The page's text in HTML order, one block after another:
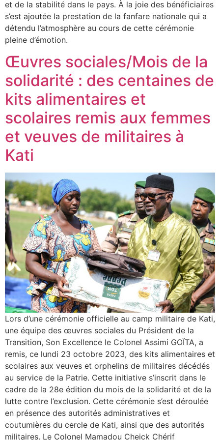
et de la stabilité dans le pays. À la joie des bénéficiaires
s’est ajoutée la prestation de la fanfare nationale qui a
détendu l’atmosphère au cours de cette cérémonie
pleine d’émotion.
Œuvres sociales/Mois de la
solidarité : des centaines de
kits alimentaires et
scolaires remis aux femmes
et veuves de militaires à
Kati
Lors d’une cérémonie officielle au camp militaire de Kati,
une équipe des œuvres sociales du Président de la
Transition, Son Excellence le Colonel Assimi GOÏTA, a
remis, ce lundi 23 octobre 2023, des kits alimentaires et
scolaires aux veuves et orphelins de militaires décédés
au service de la Patrie. Cette initiative s’inscrit dans le
cadre de la 28e édition du mois de la solidarité et de la
lutte contre l’exclusion. Cette cérémonie s’est déroulée
en présence des autorités administratives et
coutumières du cercle de Kati, ainsi que des autorités
militaires. Le Colonel Mamadou Cheick Chérif